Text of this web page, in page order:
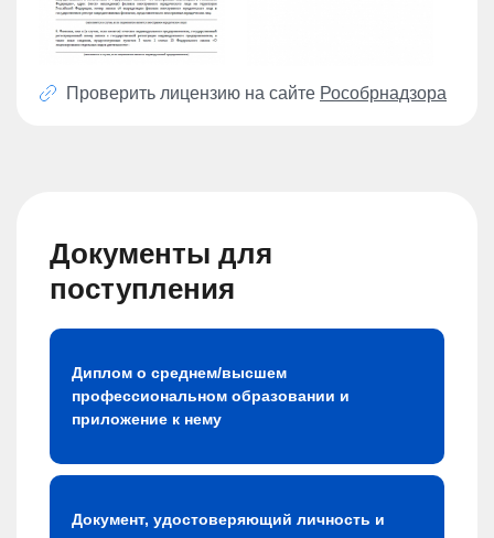
Проверить лицензию на сайте Рособрнадзора
Документы для
поступления
Диплом о среднем/высшем
профессиональном образовании и
приложение к нему
Документ, удостоверяющий личность и